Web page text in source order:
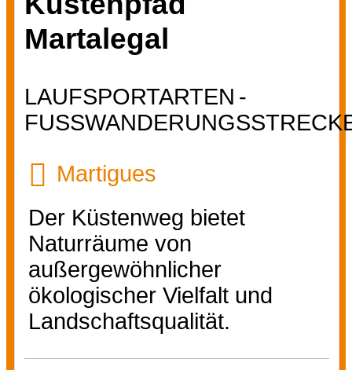
Martalegal
LAUFSPORTARTEN
FUSSWANDERUNGSSTRECKE
Martigues
Der Küstenweg bietet
Naturräume von
außergewöhnlicher
ökologischer Vielfalt und
Landschaftsqualität.